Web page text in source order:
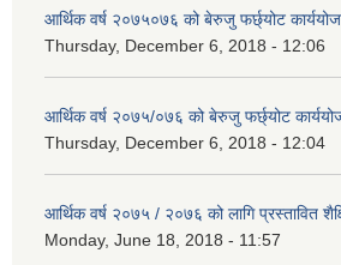
आर्थिक वर्ष २०७५०७६ को बेरुजु फर्छ्योट
Thursday, December 6, 2018 - 12:06
आर्थिक वर्ष २०७५/०७६ को बेरुजु फर्छ्योट
Thursday, December 6, 2018 - 12:04
आर्थिक वर्ष २०७५ / २०७६ को लागि प्रस्तावित
Monday, June 18, 2018 - 11:57